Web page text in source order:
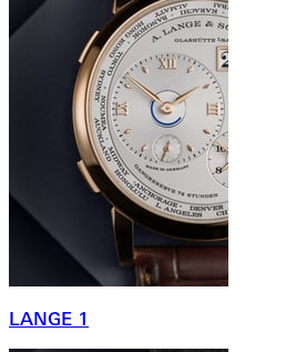
LANGE 1